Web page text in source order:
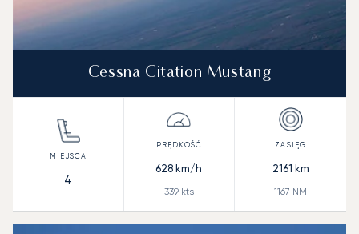
Cessna Citation Mustang
4
628 km/h
339kts
2161 km
1167 NM